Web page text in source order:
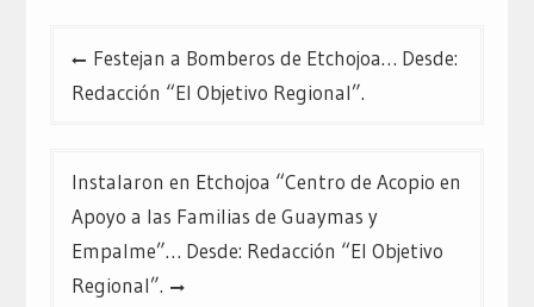
de
Festejan a Bomberos de Etchojoa… Desde:
Redacción “El Objetivo Regional”.
Instalaron en Etchojoa “Centro de Acopio en
Apoyo a las Familias de Guaymas y
Empalme”… Desde: Redacción “El Objetivo
Regional”.